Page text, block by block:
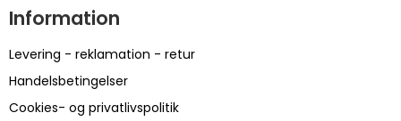
Information
Levering - reklamation - retur
Handelsbetingelser
Cookies- og privatlivspolitik